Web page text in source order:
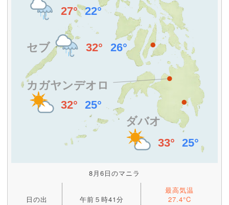
8月6日のマニラ
日の出 午前５時41分
最高気温
27.4°C